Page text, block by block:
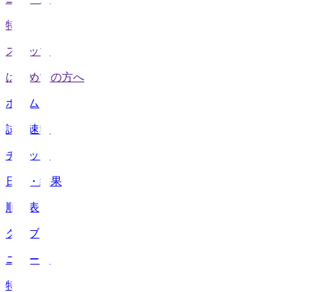
特集
スタッツ
はじめての方へ
ホーム
試合速報
チケット
日程・結果
順位表
クラブ
ニュース
特集